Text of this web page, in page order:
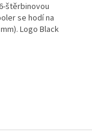
štěrbinovou
se hodí na
Logo Black